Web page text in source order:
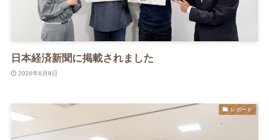
日本経済新聞に掲載されました
2026年6月8日
レポート